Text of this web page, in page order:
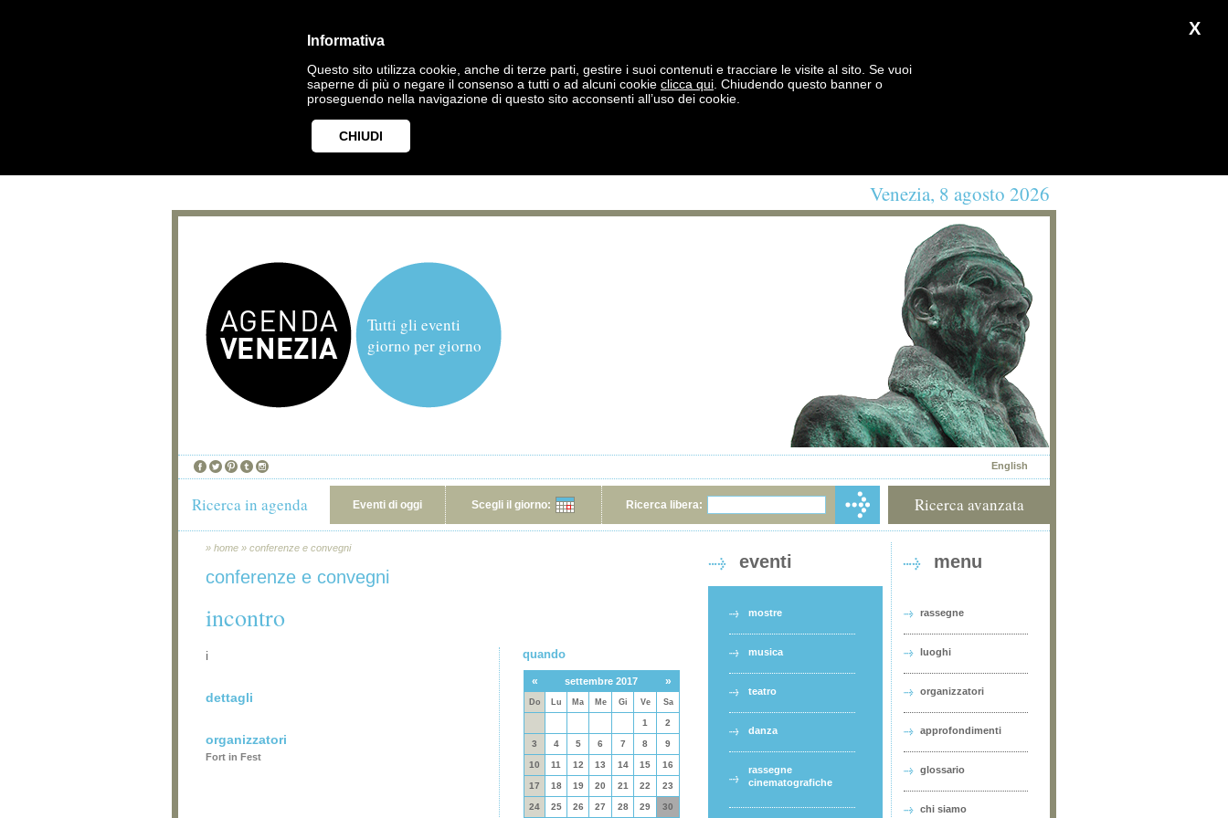
X
Informativa
Questo sito utilizza cookie, anche di terze parti, gestire i suoi contenuti e tracciare le visite al sito. Se vuoi
saperne di più o negare il consenso a tutti o ad alcuni cookie clicca qui . Chiudendo questo banner o
proseguendo nella navigazione di questo sito acconsenti all’uso dei cookie.
CHIUDI
Venezia, 8 agosto 2026
Tutti gli eventi
giorno per giorno
English
Ricerca in agenda Eventi di oggi Scegli il giorno: Ricerca libera: Ricerca avanzata
» home » conferenze e convegni
conferenze e convegni
incontro
i
dettagli
organizzatori
Fort in Fest
quando
« settembre 2017 »
Do Lu Ma Me Gi Ve Sa
1 2
3 4 5 6 7 8 9
10 11 12 13 14 15 16
17 18 19 20 21 22 23
24 25 26 27 28 29 30
eventi
mostre
musica
teatro
danza
rassegne
cinematografiche
menu
rassegne
luoghi
organizzatori
approfondimenti
glossario
chi siamo